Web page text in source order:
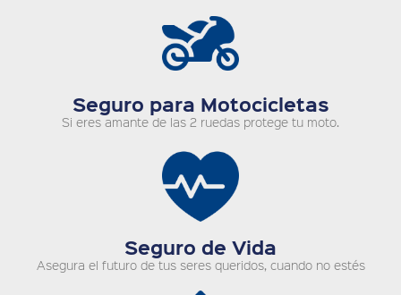
Seguro para Motocicletas
Si eres amante de las 2 ruedas protege tu moto.
Seguro de Vida
Asegura el futuro de tus seres queridos, cuando no estés